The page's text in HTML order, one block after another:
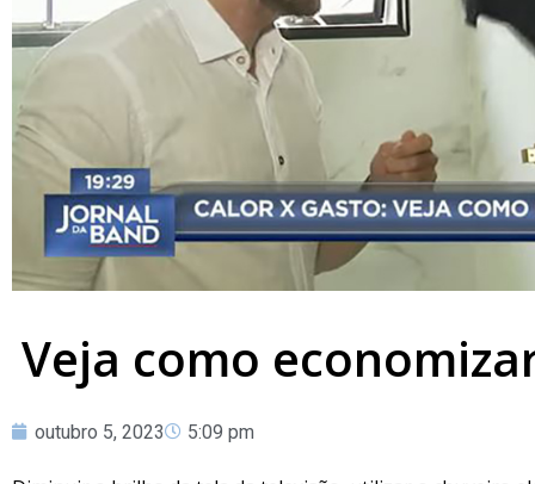
Veja como
outubro 5, 2023 5:09 pm